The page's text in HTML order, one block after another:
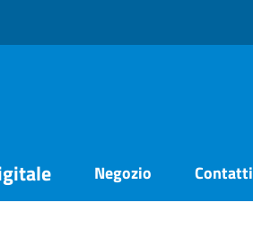
Negozio Contatti